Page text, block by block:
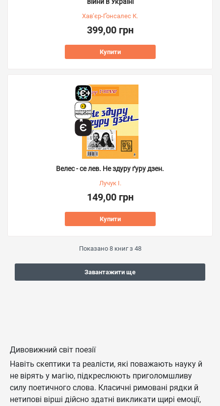
Хав’єр-Ґонсалес К.
399,00 грн
Купити
Велес - се лев. Не здуру ґуру дзен.
Лучук І.
149,00 грн
Купити
Показано 8книг з 48
Завантажити ще
Дивовижний світ поезії
Навіть скептики та реалісти, які поважають науку й
не вірять у магію, підкреслюють приголомшливу
силу поетичного слова. Класичні римовані рядки й
нетипові вірші дійсно здатні викликати щирі емоції,